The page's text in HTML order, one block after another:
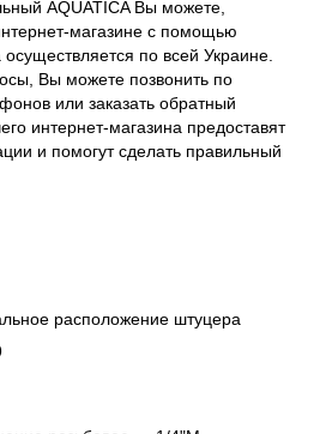
AQUATICA Вы можете,
магазине с помощью
по всей Украине.
Вы можете позвонить по
или заказать обратный
интернет-магазина предоставят
и помогут сделать правильный
расположение штуцера